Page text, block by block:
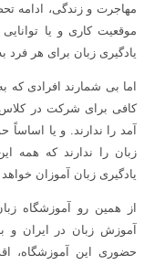
مهاجرت و زندگی، ادامه
موقعیت کاری و یا
یادگیری زبان برای هر فرد
اما بی شمارند افرادی که
کافی برای شرکت در
آمد را ندارند. و یا
زبان را ندارند که همه
یادگیری زبان آموزان خواهد
از همین رو آموزشگاه
آموزش زبان در ایران و
حضوری این آموزشگاه،